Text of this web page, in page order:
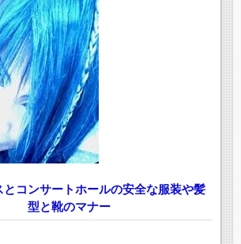
とコンサートホールの安全な服装や髪
型と靴のマナー